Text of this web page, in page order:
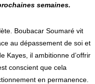
semaines.
Boubacar Soumaré vit
au dépassement de soi et
Kayes, il ambitionne d’offrir
conscient que cela
en permanence.